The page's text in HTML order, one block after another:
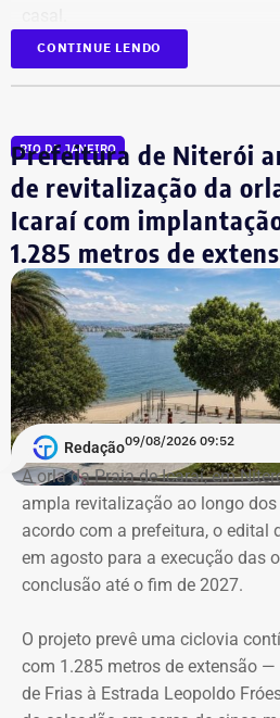
Durante a pandemia, Rui
Machado de Assis. Mais um
agora, apaixonados um pelo
os portugueses procuraram
através das redes sociais, para
de um jeito diferente e especial:
de Machado de Assis no Rio.
Personagens de
e recontada
E as artes do bruxo vão mais
conexão. O arquiteto e
um sonho. Nele, caminham pelas
Bentinho, olhando para os
aconteceu no passado. O
e se pergunta onde errou. Ao
interpretados por um tal Dr.
hesitará em levar o desavisado
compulsória. Na mente de Nireu,
CONTINUE LENDO
RIO DE JANEIRO
Prefeitura de Niterói
de revitalização da
Icaraí com
1.285 metros de
Redação09/08/2026 09:52
A orla da Praia de Icaraí, em
ampla revitalização ao longo
acordo com a prefeitura, o edital
em agosto para a execução das
conclusão até o fim de 2027.
O projeto prevê uma ciclovia
com 1.285 metros de extensão —
de Frias à Estrada Leopoldo